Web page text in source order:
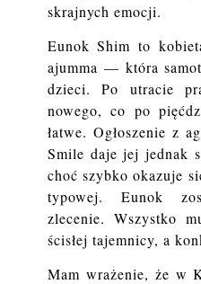
skrajnych emocji.
Eunok Shim to
ajumma — która
dzieci. Po utracie
nowego, co po
łatwe. Ogłoszenie z
Smile daje jej jednak
choć szybko okazuje
typowej. Eunok
zlecenie. Wszystko
ścisłej tajemnicy, a
Mam wrażenie, że w